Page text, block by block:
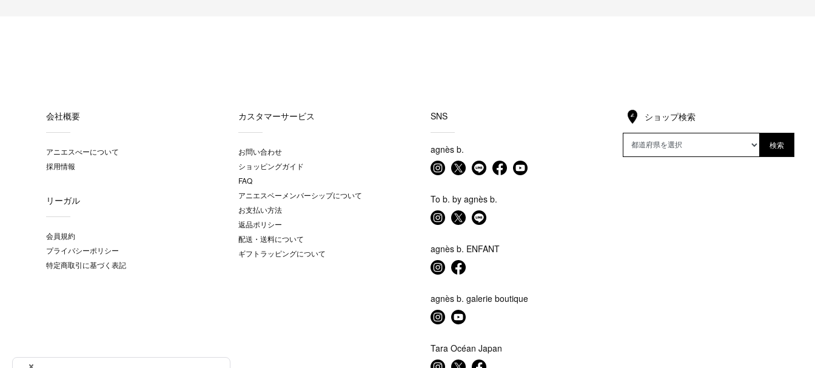
会社概要
アニエスべーについて
採用情報
リーガル
会員規約
プライバシーポリシー
特定商取引に基づく表記
カスタマーサービス
お問い合わせ
ショッピングガイド
FAQ
アニエスベーメンバーシップについて
お支払い方法
返品ポリシー
配送・送料について
ギフトラッピングについて
SNS
agnès b.
To b. by agnès b.
agnès b. ENFANT
agnès b. galerie boutique
Tara Océan Japan
ショップ検索
検索